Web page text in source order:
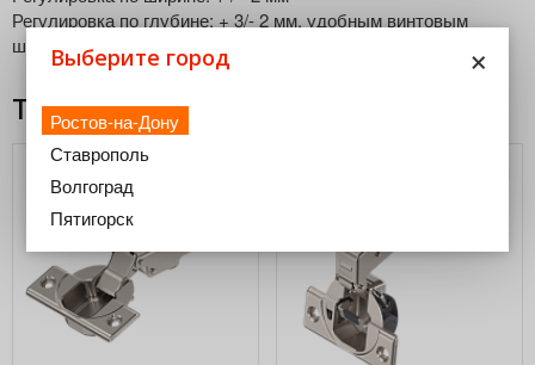
Регулировка по глубине: + 3/- 2 мм, удобным винтовым
шнеком
Товары из этой категории
×
Выберите город
Ростов-на-Дону
Ставрополь
Волгоград
Пятигорск